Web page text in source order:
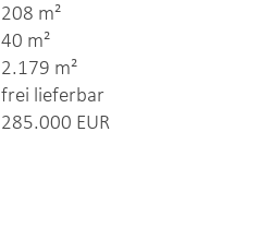
208 m²
40 m²
2.179 m²
frei lieferbar
285.000 EUR